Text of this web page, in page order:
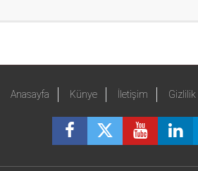
Anasayfa Künye İletişim Gizlilik